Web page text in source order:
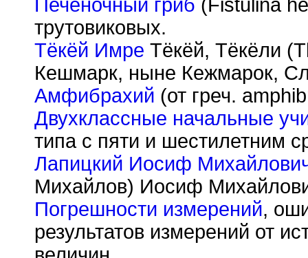
Печёночный гриб (Fistulina
трутовиковых.
Тёкёй Имре Тёкёй, Тёкёли
Кешмарк, ныне Кежмарок,
Амфибрахий (от греч.
Двухклассные начальные
типа с пяти и шестилетним
Лапицкий Иосиф
Михайлов) Иосиф
Погрешности измерений,
результатов измерений от